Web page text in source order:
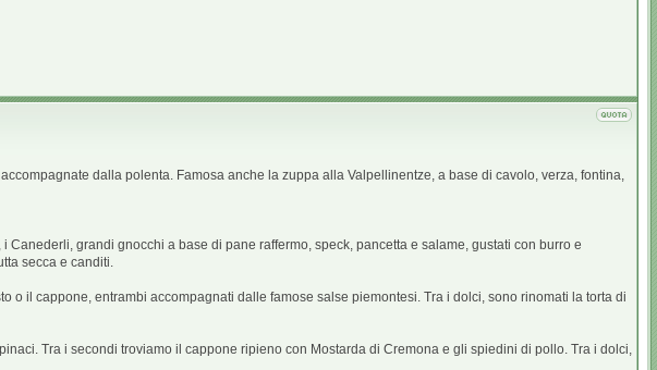
dalla polenta. Famosa anche la zuppa alla Valpellinentze, a base di cavolo, verza, fontina,
grandi gnocchi a base di pane raffermo, speck, pancetta e salame, gustati con burro e
secca e canditi.
il cappone, entrambi accompagnati dalle famose salse piemontesi. Tra i dolci, sono rinomati la torta di
Tra i secondi troviamo il cappone ripieno con Mostarda di Cremona e gli spiedini di pollo. Tra i dolci,